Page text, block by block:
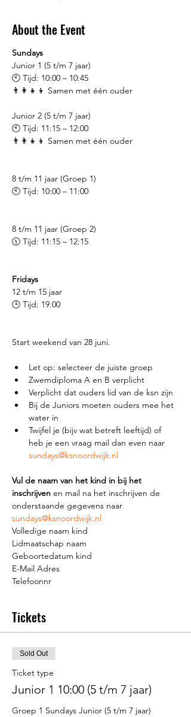
About the Event
Sundays
Junior 1 (5 t/m 7 jaar)
🕙 Tijd: 10:00 – 10:45
👨‍👩‍👧‍👦 Samen met één ouder
Junior 2 (5 t/m 7 jaar)
🕙 Tijd: 11:15 – 12:00
👨‍👩‍👧‍👦 Samen met één ouder
8 t/m 11 jaar (Groep 1)
🕙 Tijd: 10:00 – 11:00
8 t/m 11 jaar (Groep 2)
🕦 Tijd: 11:15 – 12:15
Fridays
12 t/m 15 jaar
🕒 Tijd: 19.00
Start weekend van 28 juni.
Let op: selecteer de juiste groep
Zwemdiploma A en B verplicht
Verplicht dat ouders lid van de ksn zijn
Bij de Juniors moeten ouders mee het
water in
Twijfel je (bijv wat betreft leeftijd) of
heb je een vraag mail dan even naar
sundays@ksnoordwijk.nl
Vul de naam van het kind in bij het
inschrijven en mail na het inschrijven de
onderstaande gegevens naar
sundays@ksnoordwijk.nl
Volledige naam kind
Lidmaatschap naam
Geboortedatum kind
E-Mail Adres
Telefoonnr
Tickets
Sold Out
Ticket type
Junior 1 10:00 (5 t/m 7 jaar)
Groep 1 Sundays Junior (5 t/m 7 jaar)